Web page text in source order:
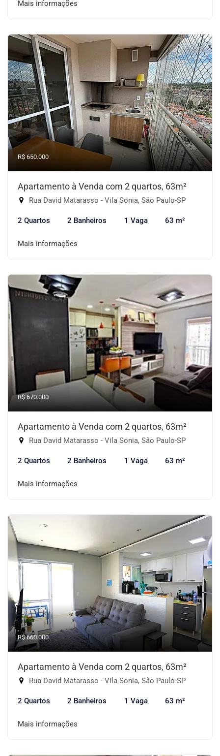
Mais informações
R$ 650.000
Apartamento à Venda com 2 quartos, 63m²
Rua David Matarasso - Vila Sonia, São Paulo-SP
2 Quartos 2 Banheiros 1 Vaga 63 m²
Mais informações
R$ 670.000
Apartamento à Venda com 2 quartos, 63m²
Rua David Matarasso - Vila Sonia, São Paulo-SP
2 Quartos 2 Banheiros 1 Vaga 63 m²
Mais informações
R$ 660.000
Apartamento à Venda com 2 quartos, 63m²
Rua David Matarasso - Vila Sonia, São Paulo-SP
2 Quartos 2 Banheiros 1 Vaga 63 m²
Mais informações